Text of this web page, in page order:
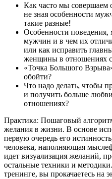
Как часто мы совершаем
не зная особенности
такие разные!
Особенности поведения,
мужчин и в чем их
или как исправить
женщины в отношениях
«Точка Большого
обойти?
Что надо делать, чтобы
и получить больше
отношениях?
Практика: Пошаговый
желания в жизни. В основе
первую очередь его
человека, наполняющая
идет визуализация желаний,
остальные техники и
тренинге, вы прокачаетесь на